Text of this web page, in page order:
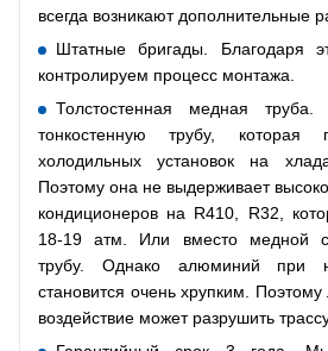
всегда возникают дополнительные
Штатные бригады. Благодаря
контролируем процесс монтажа.
Толстостенная медная труба.
тонкостенную трубу, которая
холодильных установок на
Поэтому она не выдерживает
кондиционеров на R410, R32,
18-19 атм. Или вместо медной
трубу. Однако алюминий при
становится очень хрупким.
воздействие может разрушить